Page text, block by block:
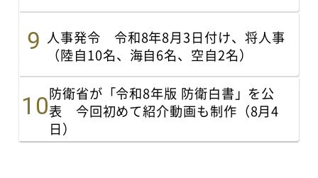
人事発令 令和8年8月3日付け、将人事
（陸自10名、海自6名、空自2名）
防衛省が「令和8年版 防衛白書」を公
表 今回初めて紹介動画も制作（8月4
日）